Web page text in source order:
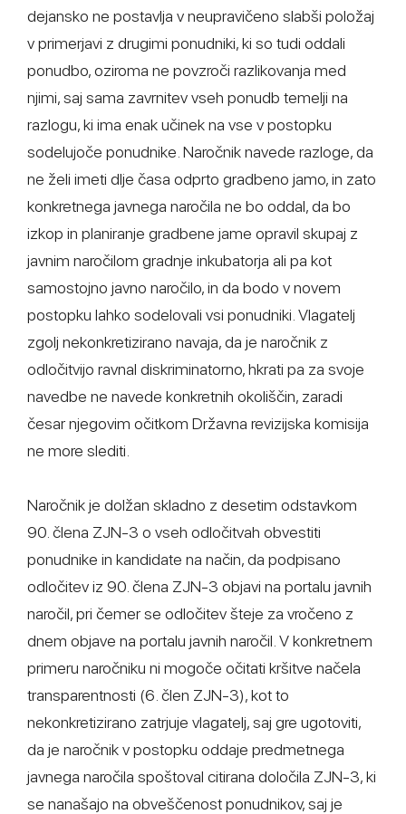
dejansko ne postavlja v neupravičeno slabši položaj
v primerjavi z drugimi ponudniki, ki so tudi oddali
ponudbo, oziroma ne povzroči razlikovanja med
njimi, saj sama zavrnitev vseh ponudb temelji na
razlogu, ki ima enak učinek na vse v postopku
sodelujoče ponudnike. Naročnik navede razloge, da
ne želi imeti dlje časa odprto gradbeno jamo, in zato
konkretnega javnega naročila ne bo oddal, da bo
izkop in planiranje gradbene jame opravil skupaj z
javnim naročilom gradnje inkubatorja ali pa kot
samostojno javno naročilo, in da bodo v novem
postopku lahko sodelovali vsi ponudniki. Vlagatelj
zgolj nekonkretizirano navaja, da je naročnik z
odločitvijo ravnal diskriminatorno, hkrati pa za svoje
navedbe ne navede konkretnih okoliščin, zaradi
česar njegovim očitkom Državna revizijska komisija
ne more slediti.
Naročnik je dolžan skladno z desetim odstavkom
90. člena ZJN-3 o vseh odločitvah obvestiti
ponudnike in kandidate na način, da podpisano
odločitev iz 90. člena ZJN-3 objavi na portalu javnih
naročil, pri čemer se odločitev šteje za vročeno z
dnem objave na portalu javnih naročil. V konkretnem
primeru naročniku ni mogoče očitati kršitve načela
transparentnosti (6. člen ZJN-3), kot to
nekonkretizirano zatrjuje vlagatelj, saj gre ugotoviti,
da je naročnik v postopku oddaje predmetnega
javnega naročila spoštoval citirana določila ZJN-3, ki
se nanašajo na obveščenost ponudnikov, saj je